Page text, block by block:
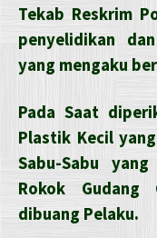
Tekab Reskrim
penyelidikan
yang mengaku
Pada Saat
Plastik Kecil
Sabu-Sabu
Rokok Gudang
dibuang Pelaku.